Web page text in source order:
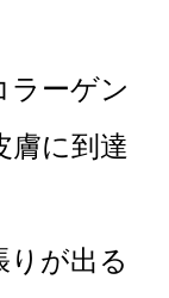
ラーゲン
膚に到達
が出る